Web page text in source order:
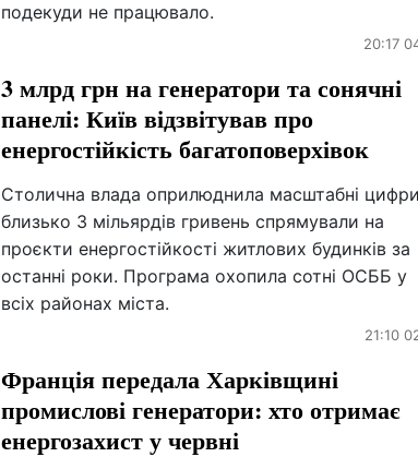
подекуди не працювало.
20:17
3 млрд грн на генератори та сонячні
панелі: Київ відзвітував про
енергостійкість багатоповерхівок
Столична влада оприлюднила масштабні
близько 3 мільярдів гривень спрямували на
проєкти енергостійкості житлових будинків за
останні роки. Програма охопила сотні ОСББ у
всіх районах міста.
21:10
Франція передала Харківщині
промислові генератори: хто отримає
енергозахист у червні